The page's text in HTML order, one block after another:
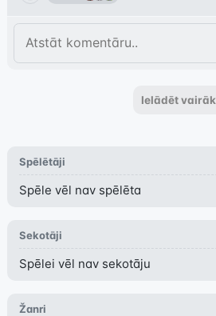
Ielādēt vairāk
Spēlētāji
Spēle vēl nav spēlēta
Sekotāji
Spēlei vēl nav sekotāju
Žanri